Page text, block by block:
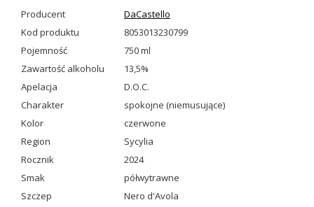
Producent
DaCastello
Kod produktu
8053013230799
Pojemność
750 ml
Zawartość alkoholu
13,5%
Apelacja
D.O.C.
Charakter
spokojne (niemusujące)
Kolor
czerwone
Region
Sycylia
Rocznik
2024
Smak
półwytrawne
Szczep
Nero d'Avola